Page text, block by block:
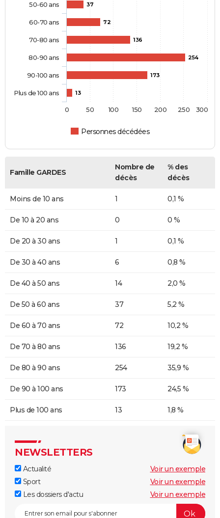
37
72
136
254
173
13
Personnes décédées
50-60 ans
60-70 ans
70-80 ans
80-90 ans
90-100 ans
Plus de 100 ans
0 50 100 150 200 250 300
Famille GARDES
Nombre de
décès
% des
décès
Moins de 10 ans 1 0,1 %
De 10 à 20 ans 0 0 %
De 20 à 30 ans 1 0,1 %
De 30 à 40 ans 6 0,8 %
De 40 à 50 ans 14 2,0 %
De 50 à 60 ans 37 5,2 %
De 60 à 70 ans 72 10,2 %
De 70 à 80 ans 136 19,2 %
De 80 à 90 ans 254 35,9 %
De 90 à 100 ans 173 24,5 %
Plus de 100 ans 13 1,8 %
NEWSLETTERS
Actualité
Voir un exemple
Sport
Voir un exemple
Les dossiers d'actu
Voir un exemple